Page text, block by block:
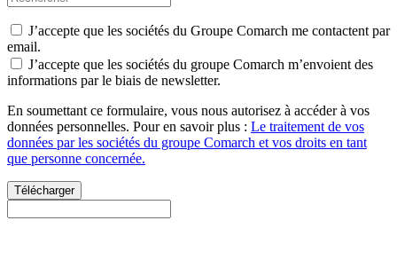
J’accepte que les sociétés du Groupe Comarch me contactent par
email.
J’accepte que les sociétés du groupe Comarch m’envoient des
informations par le biais de newsletter.
En soumettant ce formulaire, vous nous autorisez à accéder à vos
données personnelles. Pour en savoir plus : Le traitement de vos
données par les sociétés du groupe Comarch et vos droits en tant
que personne concernée.
Télécharger